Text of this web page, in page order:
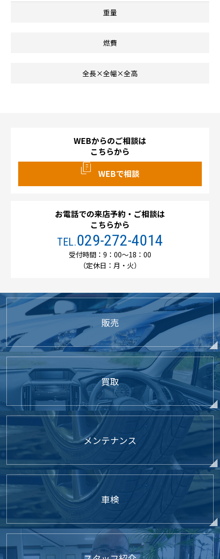
重量
燃費
全長×全幅×全高
WEBからのご相談は
こちらから
WEBで相談
お電話での来店予約・ご相談は
こちらから
TEL.029-272-4014
受付時間：9：00～18：00
（定休日：月・火）
販売
買取
メンテナンス
車検